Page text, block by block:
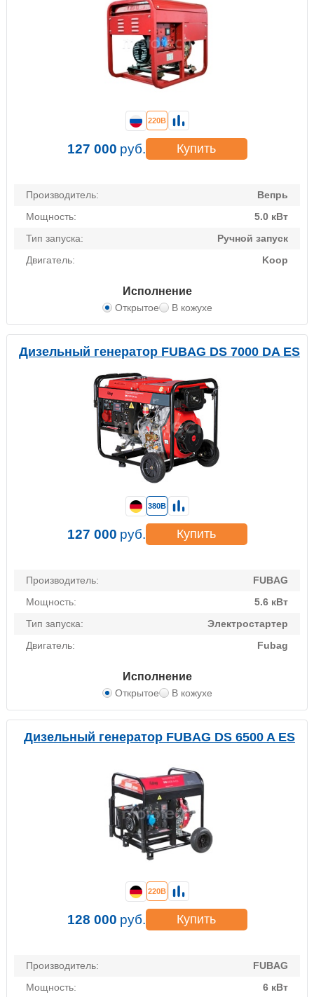
Производитель:
Вепрь
Мощность:
5.0 кВт
Тип запуска:
Ручной запуск
Двигатель:
Koop
Исполнение
Открытое В кожухе
220В
127 000 руб. Купить
Дизельный генератор FUBAG DS 7000 DA ES
Производитель:
FUBAG
Мощность:
5.6 кВт
Тип запуска:
Электростартер
Двигатель:
Fubag
Исполнение
Открытое В кожухе
380В
127 000 руб. Купить
Дизельный генератор FUBAG DS 6500 A ES
Производитель:
FUBAG
Мощность:
6 кВт
220В
128 000 руб. Купить